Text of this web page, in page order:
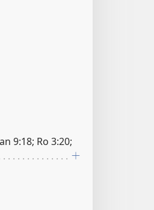
9:18; Ro 3:20;